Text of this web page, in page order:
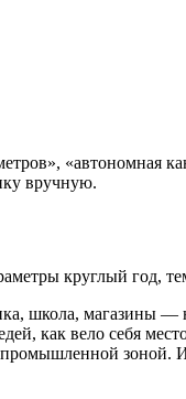
«автономная
вручную.
круглый год,
школа, магазины —
как вело себя
зоной.